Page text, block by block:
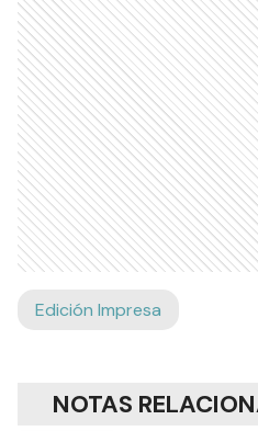
Edición Impresa
NOTAS